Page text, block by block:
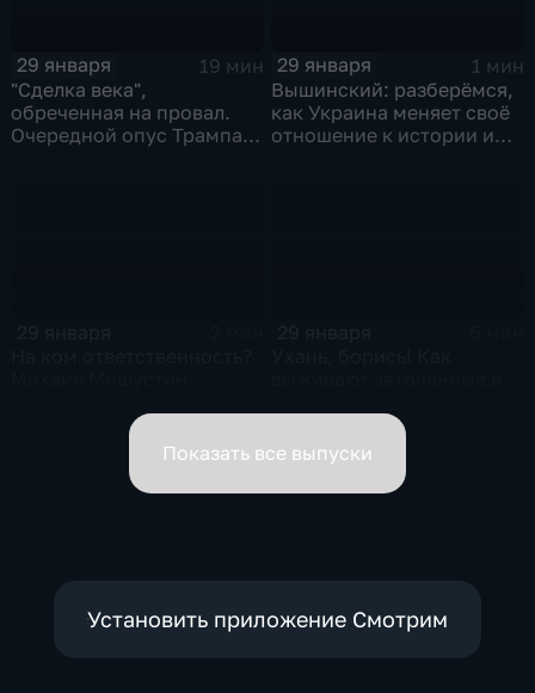
29 января
19 мин
"Сделка века",
обреченная на провал.
Очередной опус Трампа.
29 января
1 мин
Вышинский: разберёмся,
как Украина меняет своё
отношение к истории и
вице-премьеров
Показать все выпуски
Установить приложение Смотрим